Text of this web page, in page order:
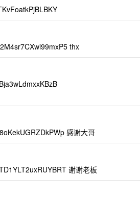
thx
感谢大哥
谢谢老板